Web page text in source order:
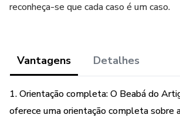
reconheça-se que cada caso é um caso.
Vantagens Detalhes
1. Orientação completa: O Beabá do
oferece uma orientação completa sobre